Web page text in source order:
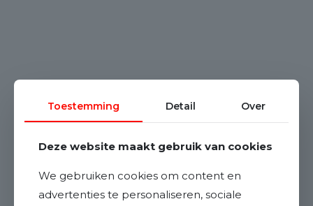
Toestemming Detail Over
Deze website maakt gebruik van cookies
We gebruiken cookies om content en
advertenties te personaliseren, sociale